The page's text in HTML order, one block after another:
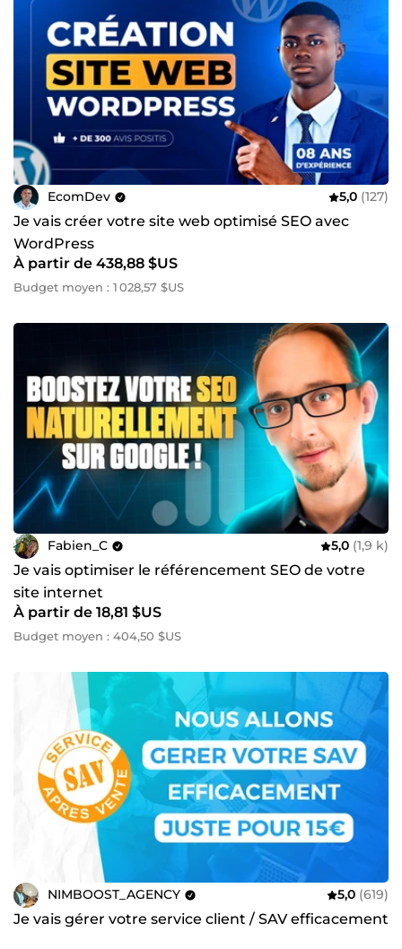
EcomDev 5,0 (127)
Je vais créer votre site web optimisé SEO avec
WordPress
À partir de 438,88 $US
Budget moyen : 1 028,57 $US
Fabien_C 5,0 (1,9 k)
Je vais optimiser le référencement SEO de votre
site internet
À partir de 18,81 $US
Budget moyen : 404,50 $US
NIMBOOST_AGENCY 5,0 (619)
Je vais gérer votre service client / SAV efficacement